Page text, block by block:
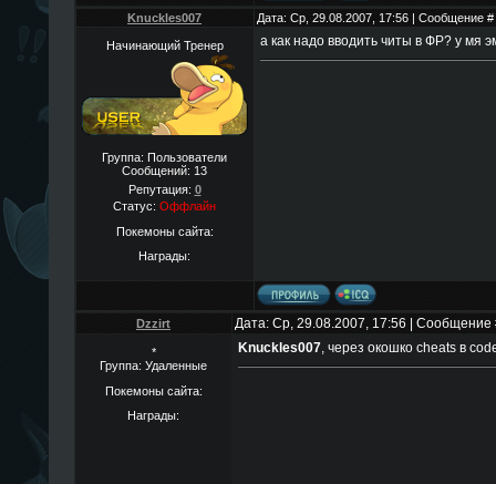
Knuckles007 Дата: Ср, 29.08.2007, 17:56 | Сообщение #
Начинающий Тренер
Группа: Пользователи
Сообщений: 13
Репутация: 0
Статус: Оффлайн
Покемоны сайта:
Награды:
а как надо вводить читы в ФР? у мя
Dzzirt Дата: Ср, 29.08.2007, 17:56 | Сообщение
*
Группа: Удаленные
Покемоны сайта:
Награды:
Knuckles007, через окошко cheats в